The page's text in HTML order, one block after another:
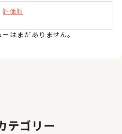
評価順
ーはまだありません。
テゴリー